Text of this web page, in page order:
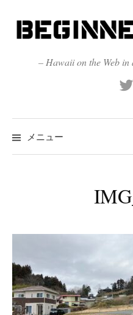
ン
テ
キ
ッ
プ
– Hawaii on the Web
メニュー